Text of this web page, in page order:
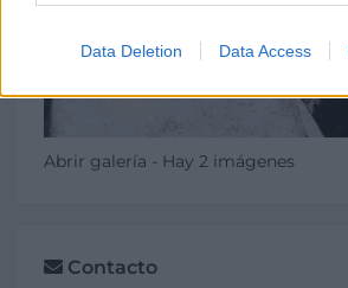
Data Deletion Data Access
Abrir galería - Hay 2 imágenes
Contacto